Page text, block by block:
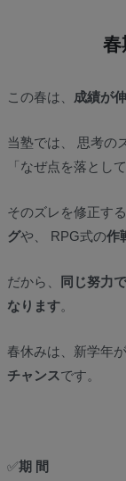
春
この春は、 成績が
当塾では、 思考の
「なぜ点を落とし
そのズレを修正す
グや、 RPG式の作
だから、
同じ努力
なります。
春休みは、新学年
チャンスです。
✅期 間